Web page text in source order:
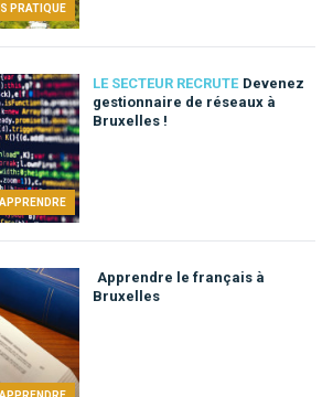
PRATIQUE
LE SECTEUR RECRUTE Devenez
gestionnaire de réseaux à
Bruxelles !
Apprendre le français à
Bruxelles